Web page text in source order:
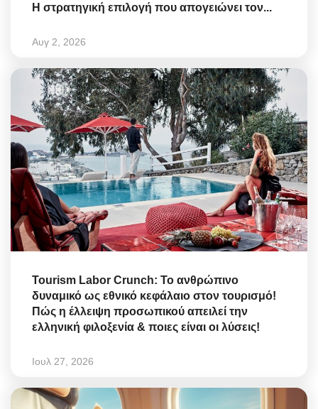
Η στρατηγική επιλογή που απογειώνει τον...
Αυγ 2, 2026
Tourism Labor Crunch: Το ανθρώπινο
δυναμικό ως εθνικό κεφάλαιο στον τουρισμό!
Πώς η έλλειψη προσωπικού απειλεί την
ελληνική φιλοξενία & ποιες είναι οι λύσεις!
Ιουλ 27, 2026